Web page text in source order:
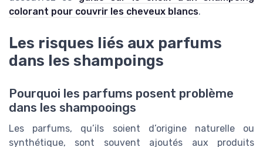
colorant pour couvrir les cheveux blancs.
Les risques liés aux parfums
dans les shampoings
Pourquoi les parfums posent problème
dans les shampooings
Les parfums, qu’ils soient d’origine naturelle ou
synthétique, sont souvent ajoutés aux produits